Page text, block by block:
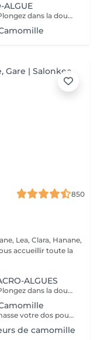
ALGUE
Retrouvez une peau douce et soyeuse Plongez dans la douceur tropicale dIndonésie à travers les notes épicées des huiles essentielles de Girofle et de Muscade. Ce gommage aux effluves chauds et naturels vous transporte tout en exfoliant délicatement votre peau : elle est douce, lumineuse et satinée.
850
Lea, Clara, Hanane,
accueillir toute la
ALGUES
Retrouvez une peau douce et soyeuse Plongez dans la douceur tropicale dIndonésie à travers les notes épicées des huiles essentielles de Girofle et de Muscade. Ce gommage aux effluves chauds et naturels vous transporte tout en exfoliant délicatement votre peau : elle est douce, lumineuse et satinée.
Le temps du soin, notre esthéticienne masse votre dos pour un confort sans précédent.
de camomille